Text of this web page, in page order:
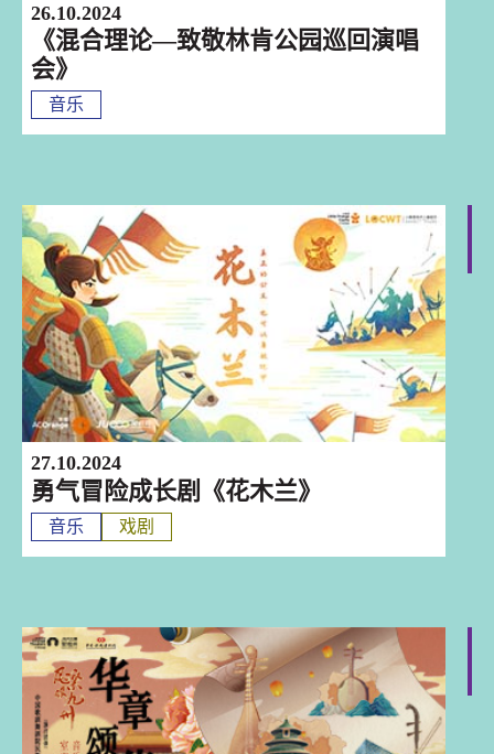
26.10.2024
《混合理论—致敬林肯公园巡回演唱
会》
音乐
27.10.2024
勇气冒险成长剧《花木兰》
音乐 戏剧